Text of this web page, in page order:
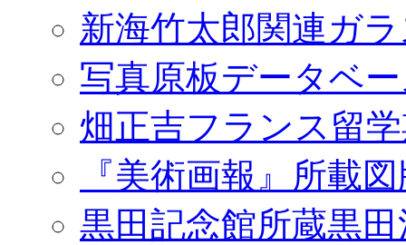
新海竹太郎関連ガ
写真原板データベ
畑正吉フランス留
『美術画報』所載
黒田記念館所蔵黒